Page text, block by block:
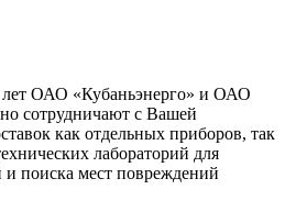
ОАО «Кубаньэнерго» и ОАО
сотрудничают с Вашей
как отдельных приборов, так
лабораторий для
поиска мест повреждений